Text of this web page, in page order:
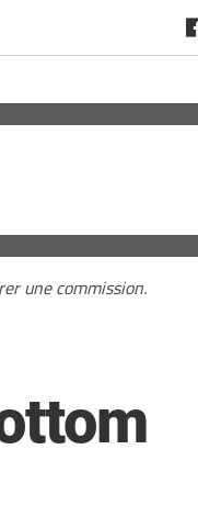
une commission.